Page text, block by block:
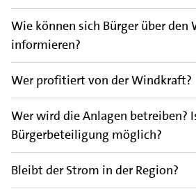
Wie können sich Bürger über den
informieren?
Wer profitiert von der Windkraft?
Wer wird die Anlagen betreiben?
Bürgerbeteiligung möglich?
Bleibt der Strom in der Region?